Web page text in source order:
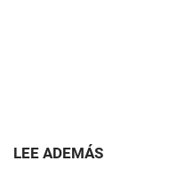
LEE ADEMÁS